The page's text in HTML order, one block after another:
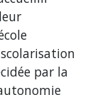
par la